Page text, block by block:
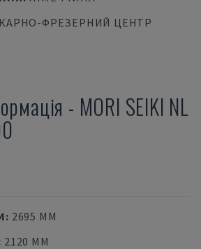
ФРЕЗЕРНИЙ ЦЕНТР
- MORI SEIKI NL
: 2695 MM
2120 MM